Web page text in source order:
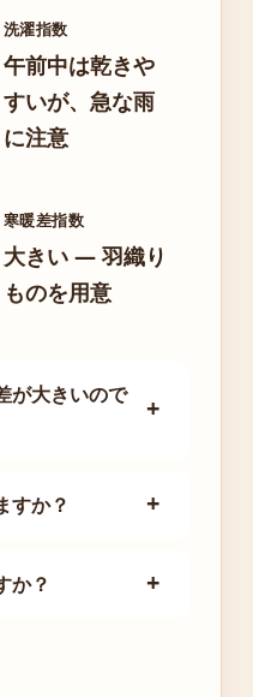
洗濯指数
午前中は乾きや
すいが、急な雨
に注意
寒暖差指数
大きい — 羽織り
ものを用意
が大きいので
すか？
か？